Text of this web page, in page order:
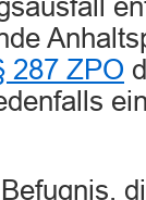
287 ZPO